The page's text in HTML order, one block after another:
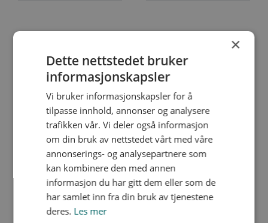
ventiler. Leveres i stort utvalg av materialer som
PVC-U, PVC-C, PP, PVDF, PFA/PTFE-linede og i ulike
stålmaterialer.
×
Dette nettstedet bruker
informasjonskapsler
Vi bruker informasjonskapsler for å
tilpasse innhold, annonser og analysere
trafikken vår. Vi deler også informasjon
om din bruk av nettstedet vårt med våre
annonserings- og analysepartnere som
kan kombinere den med annen
informasjon du har gitt dem eller som de
har samlet inn fra din bruk av tjenestene
deres. Les mer